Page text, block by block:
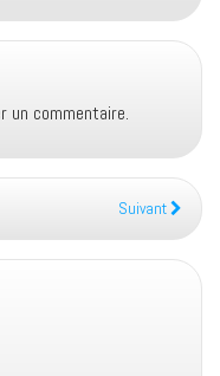
un commentaire.
Suivant